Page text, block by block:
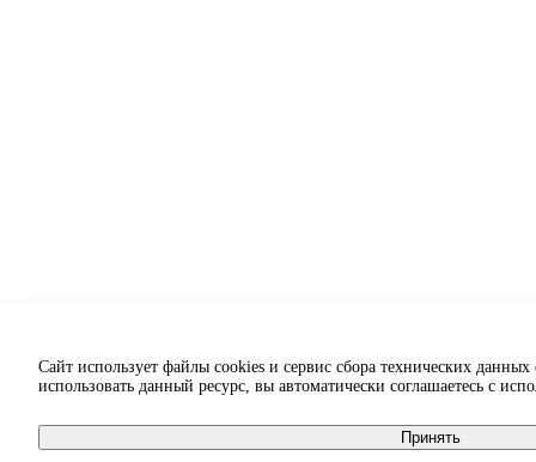
Сайт использует файлы cookies и сервис сбора технических
использовать данный ресурс, вы автоматически соглашаетесь с
Принять